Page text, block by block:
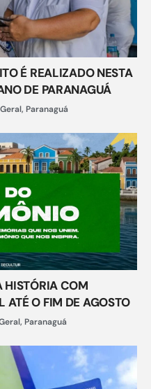
É REALIZADO NESTA
DE PARANAGUÁ
Geral, Paranaguá
HISTÓRIA COM
ATÉ O FIM DE AGOSTO
, Paranaguá